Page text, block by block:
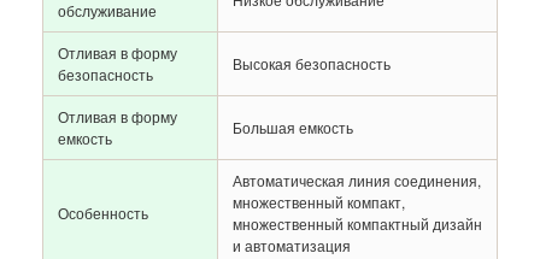
обслуживание
Отливая в форму
безопасность
Высокая безопасность
Отливая в форму
емкость
Большая емкость
Особенность
Автоматическая линия соединения,
множественный компакт,
множественный компактный дизайн
и автоматизация